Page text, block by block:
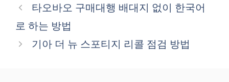
타오바오 구매대행 배대지 없이 한국어
로 하는 방법
기아 더 뉴 스포티지 리콜 점검 방법